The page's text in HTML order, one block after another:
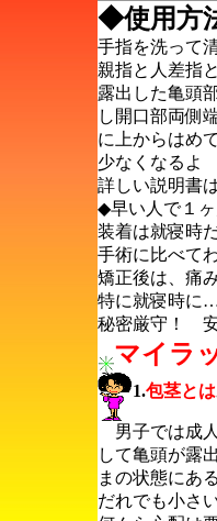
◆使用方
手指を洗って
親指と人差指
露出した亀頭
し開口部両側
に上からはめ
少なくなるよ
詳しい説明書
◆早い人で１
装着は就寝時
手術に比べて
矯正後は、痛
特に就寝時に
秘密厳守！
マイラ
1.包茎とは
男子では成
して亀頭が露
まの状態にあ
だれでも小さ